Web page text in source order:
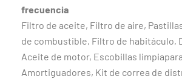
frecuencia
Filtro de aceite, Filtro de aire,
de combustible, Filtro de habitáculo,
Aceite de motor, Escobillas
Amortiguadores, Kit de correa de